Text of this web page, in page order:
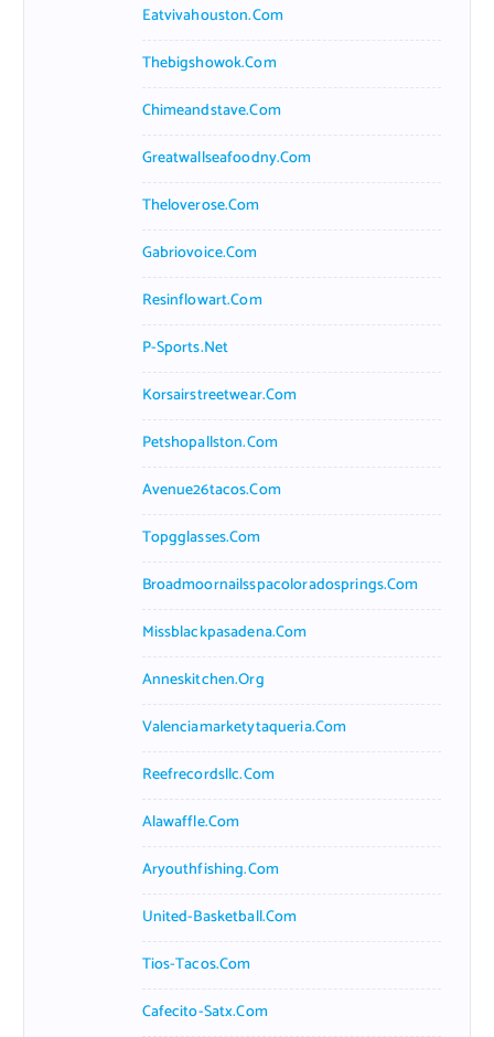
Eatvivahouston.com
Thebigshowok.com
Chimeandstave.com
Greatwallseafoodny.com
Theloverose.com
Gabriovoice.com
Resinflowart.com
P-Sports.net
Korsairstreetwear.com
Petshopallston.com
Avenue26tacos.com
Topgglasses.com
Broadmoornailsspacoloradosprings.com
Missblackpasadena.com
Anneskitchen.org
Valenciamarketytaqueria.com
Reefrecordsllc.com
Alawaffle.com
Aryouthfishing.com
United-Basketball.com
Tios-Tacos.com
Cafecito-Satx.com